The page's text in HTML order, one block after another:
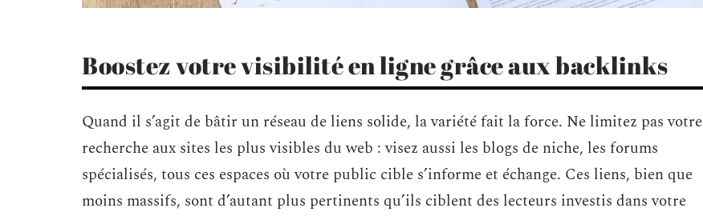
Boostez votre visibilité en ligne grâce aux backlinks
Quand il s’agit de bâtir un réseau de liens solide, la variété fait la force. Ne limitez pas votre
recherche aux sites les plus visibles du web : visez aussi les blogs de niche, les forums
spécialisés, tous ces espaces où votre public cible s’informe et échange. Ces liens, bien que
moins massifs, sont d’autant plus pertinents qu’ils ciblent des lecteurs investis dans votre